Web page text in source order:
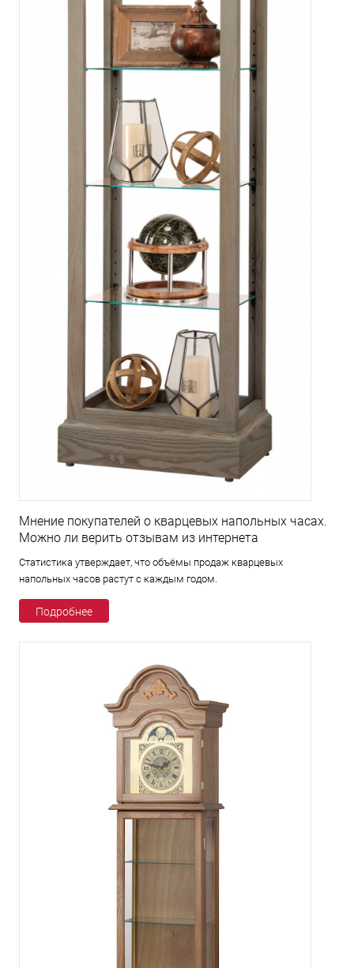
Мнение покупателей о кварцевых напольных часах.
Можно ли верить отзывам из интернета
Статистика утверждает, что объёмы продаж кварцевых
напольных часов растут с каждым годом.
Подробнее